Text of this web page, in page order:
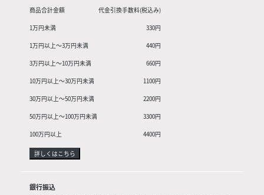
商品合計金額
1万円未満
1万円以上〜3万円未満
3万円以上〜10万円未満
10万円以上〜30万円未満
30万円以上〜50万円未満
50万円以上〜100万円未満
100万円以上
代金引換手数料(税込み)
330円
440円
660円
1100円
2200円
3300円
4400円
詳しくはこちら
銀行振込